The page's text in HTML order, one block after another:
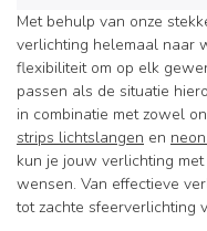
Met behulp van onze
verlichting helemaal naar
flexibiliteit om op elk
passen als de situatie
in combinatie met zowel
strips lichtslangen en
kun je jouw verlichting
wensen. Van effectieve
tot zachte sfeerverlichting